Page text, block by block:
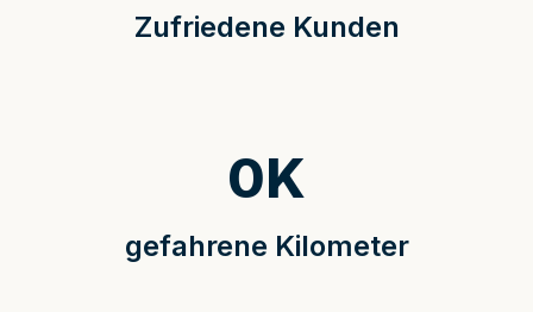
Zufriedene Kunden
gefahrene Kilometer
0K